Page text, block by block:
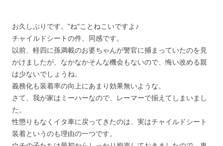
お久しぶりです。"ね"ことねこいですよ♪
チャイルドシートの件、同感です。
以前、軽四に孫満載のお婆ちゃんが警官に捕まっていたのを見
かけましたが、なかなかそんな機会もないので、悔い改める親
は少ないでしょうね。
義務化も装着率の向上にあまり効果無いような。
さて、我が家はミーハーなので、レーマーで揃えてしまいまし
た。
性懲りもなくイタ車に戻ってきたのは、実はチャイルドシート
装着というのも理由の一つです。